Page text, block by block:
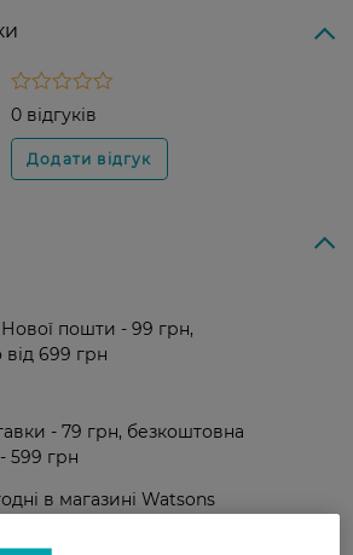
0 відгуків
Нової пошти - 99 грн,
699 грн
- 79 грн, безкоштовна
599 грн
в магазині Watsons